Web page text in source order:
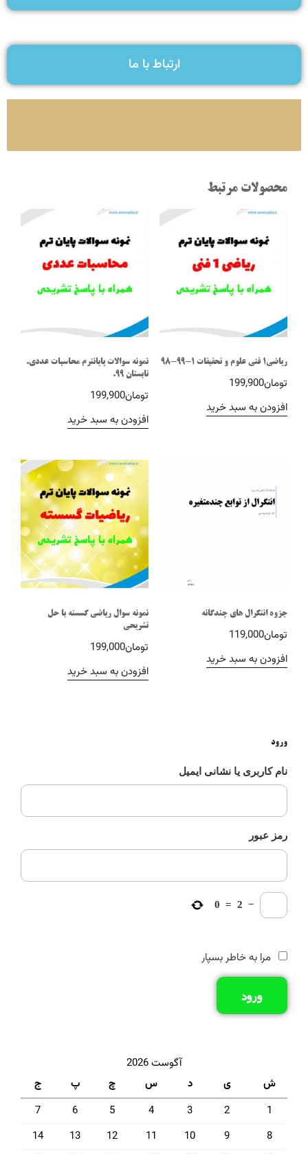
ارتباط با ما
محصولات مرتبط
ریاضی1 فنی علوم و تحقیقات 1-99-98
تومان199,900
افزودن به سبد خرید
نمونه سوالات پایانترم محاسبات عددی.
تابستان 99.
تومان199,900
افزودن به سبد خرید
جزوه انتگرال های چندگانه
تومان119,000
افزودن به سبد خرید
نمونه سوال ریاضی گسسته با حل
تشریحی
تومان199,000
افزودن به سبد خرید
ورود
نام کاربری یا نشانی ایمیل
رمز عبور
−
2
=
0
مرا به خاطر بسپار
ورود
آگوست 2026
ش
ی د س چ پ
ج
1
2
3
4
5
6
7
8
9
10
11
12
13
14